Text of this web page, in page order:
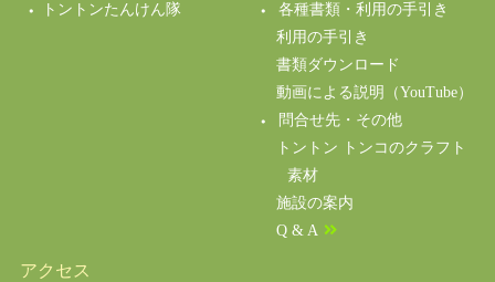
トントンたんけん隊
各種書類・利用の手引き
利用の手引き
書類ダウンロード
動画による説明（YouTube）
問合せ先・その他
トントン トンコのクラフト
素材
施設の案内
Q & A
アクセス